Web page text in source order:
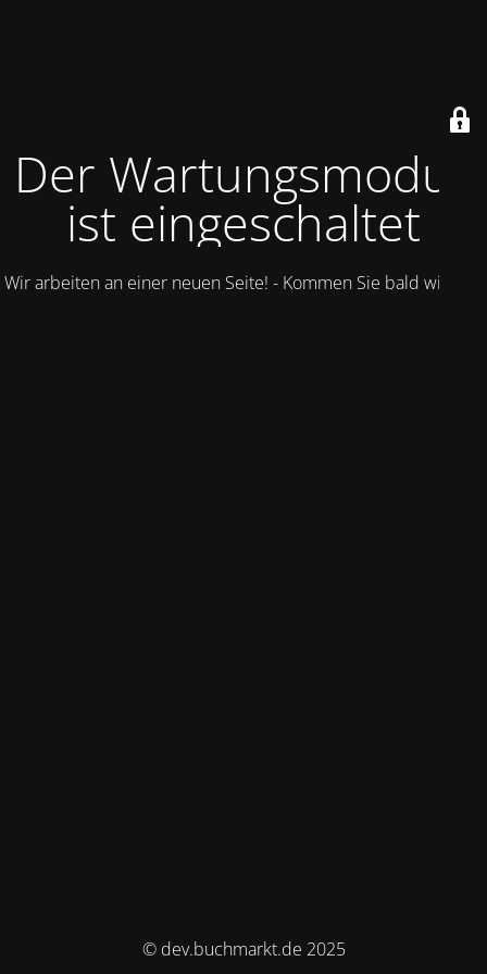
Der Wartungsmodus
ist eingeschaltet
Wir arbeiten an einer neuen Seite! - Kommen Sie bald wieder.
© dev.buchmarkt.de 2025